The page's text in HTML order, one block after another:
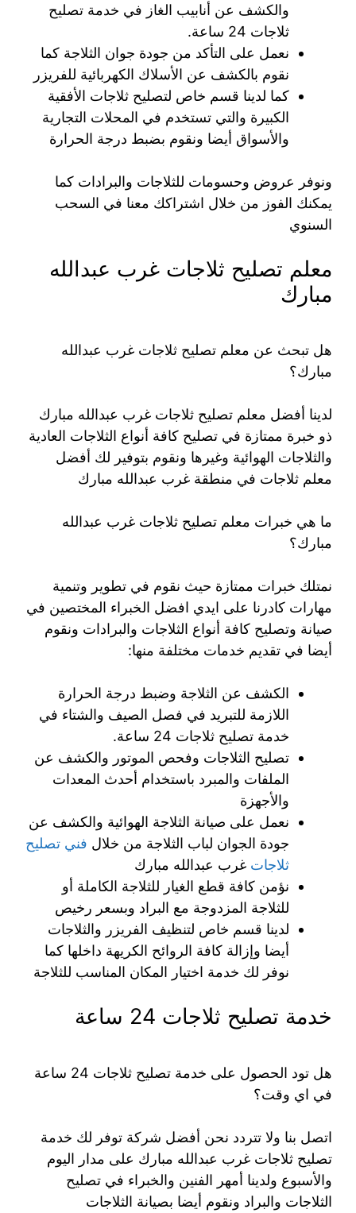
والكشف عن أنابيب الغاز في خدمة تصليح
ثلاجات 24 ساعة.
نعمل على التأكد من جودة جوان الثلاجة كما
نقوم بالكشف عن الأسلاك الكهربائية للفريزر
كما لدينا قسم خاص لتصليح ثلاجات الأفقية
الكبيرة والتي تستخدم في المحلات التجارية
والأسواق أيضا ونقوم بضبط درجة الحرارة
ونوفر عروض وحسومات للثلاجات والبرادات كما
يمكنك الفوز من خلال اشتراكك معنا في السحب
السنوي
معلم تصليح ثلاجات غرب عبدالله
مبارك
هل تبحث عن معلم تصليح ثلاجات غرب عبدالله
مبارك؟
لدينا أفضل معلم تصليح ثلاجات غرب عبدالله مبارك
ذو خبرة ممتازة في تصليح كافة أنواع الثلاجات العادية
والثلاجات الهوائية وغيرها ونقوم بتوفير لك أفضل
معلم ثلاجات في منطقة غرب عبدالله مبارك
ما هي خبرات معلم تصليح ثلاجات غرب عبدالله
مبارك؟
نمتلك خبرات ممتازة حيث نقوم في تطوير وتنمية
مهارات كادرنا على ايدي افضل الخبراء المختصين في
صيانة وتصليح كافة أنواع الثلاجات والبرادات ونقوم
أيضا في تقديم خدمات مختلفة منها:
الكشف عن الثلاجة وضبط درجة الحرارة
اللازمة للتبريد في فصل الصيف والشتاء في
خدمة تصليح ثلاجات 24 ساعة.
تصليح الثلاجات وفحص الموتور والكشف عن
الملفات والمبرد باستخدام أحدث المعدات
والأجهزة
نعمل على صيانة الثلاجة الهوائية والكشف عن
جودة الجوان لباب الثلاجة من خلال فني تصليح
ثلاجات غرب عبدالله مبارك
نؤمن كافة قطع الغيار للثلاجة الكاملة أو
للثلاجة المزدوجة مع البراد وبسعر رخيص
لدينا قسم خاص لتنظيف الفريزر والثلاجات
أيضا وإزالة كافة الروائح الكريهة داخلها كما
نوفر لك خدمة اختيار المكان المناسب للثلاجة
خدمة تصليح ثلاجات 24 ساعة
هل تود الحصول على خدمة تصليح ثلاجات 24 ساعة
في اي وقت؟
اتصل بنا ولا تتردد نحن أفضل شركة توفر لك خدمة
تصليح ثلاجات غرب عبدالله مبارك على مدار اليوم
والأسبوع ولدينا أمهر الفنين والخبراء في تصليح
الثلاجات والبراد ونقوم أيضا بصيانة الثلاجات